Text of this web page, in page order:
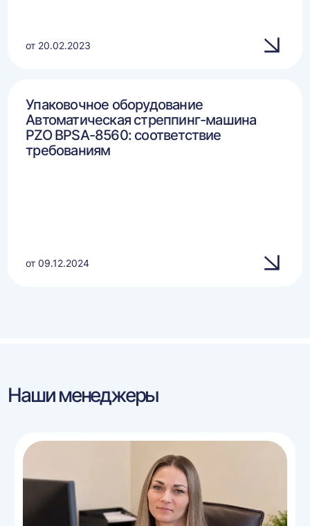
от 20.02.2023
Упаковочное оборудование
Автоматическая стреппинг-машина
PZO BPSA-8560: соответствие
требованиям
от 09.12.2024
Наши менеджеры